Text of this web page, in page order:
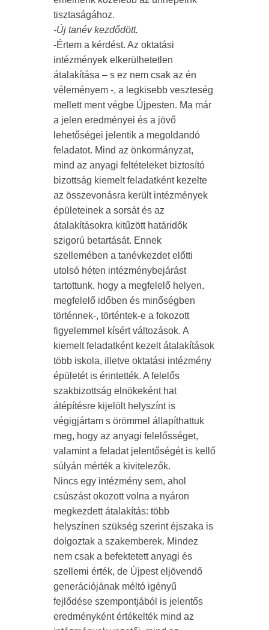
tisztaságához.
-Új tanév kezdődött.
-Értem a kérdést. Az oktatási
intézmények elkerülhetetlen
átalakítása – s ez nem csak az én
véleményem -, a legkisebb veszteség
mellett ment végbe Újpesten. Ma már
a jelen eredményei és a jövő
lehetőségei jelentik a megoldandó
feladatot. Mind az önkormányzat,
mind az anyagi feltételeket biztosító
bizottság kiemelt feladatként kezelte
az összevonásra került intézmények
épületeinek a sorsát és az
átalakításokra kitűzött határidők
szigorú betartását. Ennek
szellemében a tanévkezdet előtti
utolsó héten intézménybejárást
tartottunk, hogy a megfelelő helyen,
megfelelő időben és minőségben
történnek-, történtek-e a fokozott
figyelemmel kísért változások. A
kiemelt feladatként kezelt átalakítások
több iskola, illetve oktatási intézmény
épületét is érintették. A felelős
szakbizottság elnökeként hat
átépítésre kijelölt helyszínt is
végigjártam s örömmel állapíthattuk
meg, hogy az anyagi felelősséget,
valamint a feladat jelentőségét is kellő
súlyán mérték a kivitelezők.
Nincs egy intézmény sem, ahol
csúszást okozott volna a nyáron
megkezdett átalakítás: több
helyszínen szükség szerint éjszaka is
dolgoztak a szakemberek. Mindez
nem csak a befektetett anyagi és
szellemi érték, de Újpest eljövendő
generációjának méltó igényű
fejlődése szempontjából is jelentős
eredményként értékelték mind az